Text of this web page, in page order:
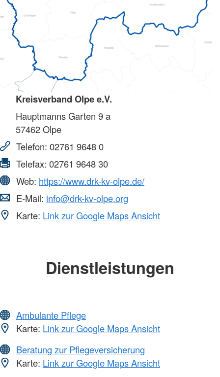
Kreisverband Olpe e.V.
Hauptmanns Garten 9 a
57462Olpe
Telefon: 02761 9648 0
Telefax: 02761 9648 30
Web: https://www.drk-kv-olpe.de/
E-Mail: info@drk-kv-olpe.org
Karte: Link zur Google Maps Ansicht
Dienstleistungen
Ambulante Pflege
Karte: Link zur Google Maps Ansicht
Beratung zur Pflegeversicherung
Karte: Link zur Google Maps Ansicht